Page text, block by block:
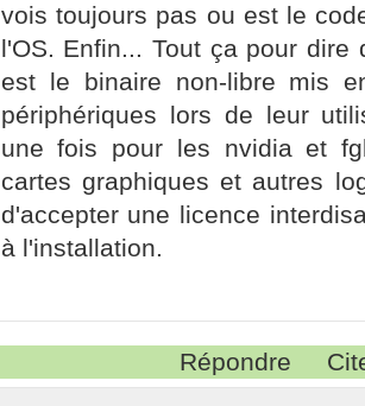
vois toujours pas ou est le
l'OS. Enfin... Tout ça pour
est le binaire non-libre mis
périphériques lors de leur
une fois pour les nvidia et
cartes graphiques et autres
d'accepter une licence
à l'installation.
Répondre